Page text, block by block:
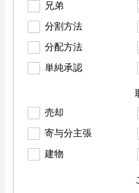
兄弟
分割方法
分配方法
単純承認
売却
寄与分主張
建物